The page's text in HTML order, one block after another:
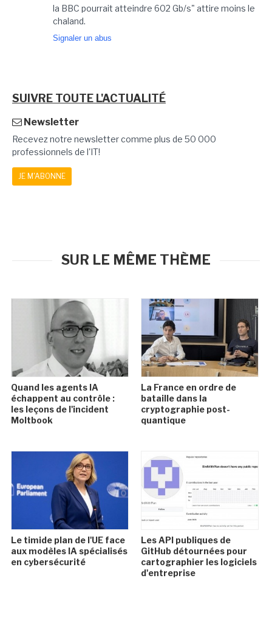
la BBC pourrait atteindre 602 Gb/s" attire moins le
chaland.
Signaler un abus
SUIVRE TOUTE L'ACTUALITÉ
Newsletter
Recevez notre newsletter comme plus de 50 000
professionnels de l'IT!
JE M'ABONNE
SUR LE MÊME THÈME
Quand les agents IA
échappent au contrôle :
les leçons de l'incident
Moltbook
La France en ordre de
bataille dans la
cryptographie post-
quantique
Le timide plan de l'UE face
aux modèles IA spécialisés
en cybersécurité
Les API publiques de
GitHub détournées pour
cartographier les logiciels
d'entreprise